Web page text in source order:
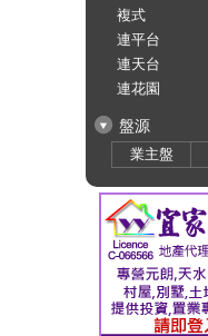
複式
連平台
連天台
連花園
盤源
業主盤